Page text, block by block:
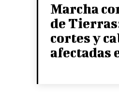
Marcha
de
cortes y
afectadas